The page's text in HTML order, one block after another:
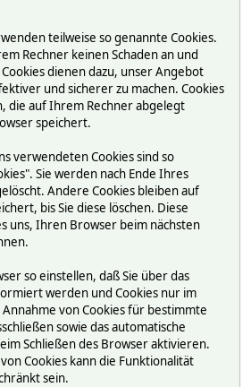
teilweise so genannte Cookies.
Rechner keinen Schaden an und
dienen dazu, unser Angebot
und sicherer zu machen. Cookies
die auf Ihrem Rechner abgelegt
speichert.
verwendeten Cookies sind so
Sie werden nach Ende Ihres
Andere Cookies bleiben auf
bis Sie diese löschen. Diese
uns, Ihren Browser beim nächsten
so einstellen, daß Sie über das
werden und Cookies nur im
von Cookies für bestimmte
sowie das automatische
Schließen des Browser aktivieren.
Cookies kann die Funktionalität
sein.